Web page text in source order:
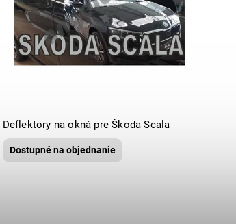
Deflektory na okná pre Škoda Scala
Dostupné na objednanie